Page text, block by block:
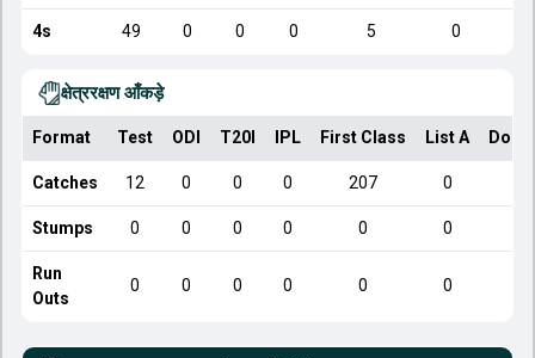
4s 49 0 0 0 5 0
क्षेत्ररक्षण आँकड़े
Format Test ODI T20I IPL First Class List A
Catches 12 0 0 0 207 0
Stumps 0 0 0 0 0 0
Run
Outs
0 0 0 0 0 0